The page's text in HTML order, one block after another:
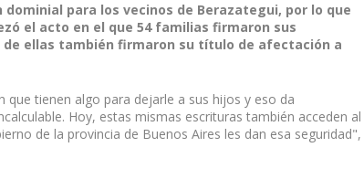
para los vecinos de Berazategui, por lo que
el acto en el que 54 familias firmaron sus
de ellas también firmaron su título de afectación a
que tienen algo para dejarle a sus hijos y eso da
Hoy, estas mismas escrituras también acceden al
de la provincia de Buenos Aires les dan esa seguridad",